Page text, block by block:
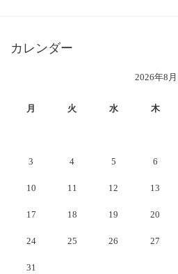
カレンダー
2026年8月
月 火 水 木
3 4 5 6
10 11 12 13
17 18 19 20
24 25 26 27
31